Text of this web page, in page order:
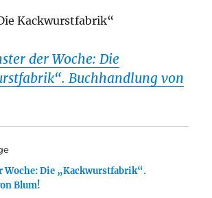
Kackwurstfabrik“
der Woche: Die
Buchhandlung von
Woche: Die „Kackwurstfabrik“.
Blum!